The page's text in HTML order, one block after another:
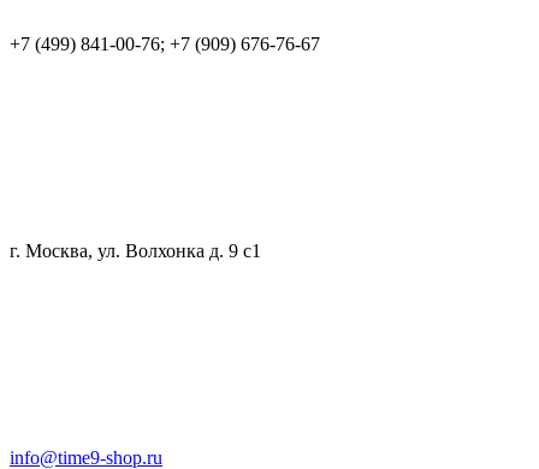
+7 (499) 841-00-76; +7 (909) 676-76-67
г. Москва, ул. Волхонка д. 9 с1
info@time9-shop.ru